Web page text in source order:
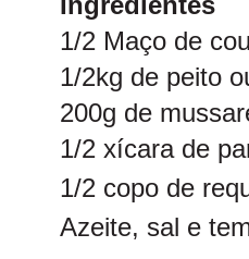
1/2 Maço de
1/2kg de peito
200g de
1/2 xícara de
1/2 copo de
Azeite, sal e